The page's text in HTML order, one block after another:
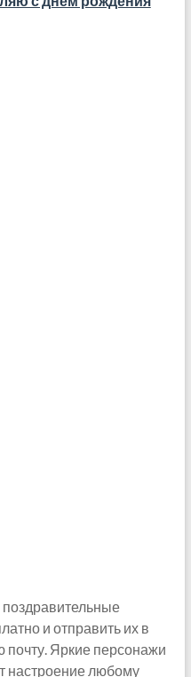
и отправить их в
почту. Яркие персонажи
настроение любому